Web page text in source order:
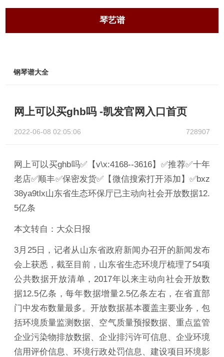
琴艺谱
钢琴谱大全
网上可以买ghb吗 -凯发官网入口首页
2022-06-08 02:05:06 728907
网上可以买ghb吗✅【v\x:4168--3616】✅推荐✅十年
老店✅顺丰✅保密发货✅【微信搜索打开添加】✅bxz
38ya9tlx山东省生态环保厅已主动向社会开放数据12.
5亿条
本文转自：大众日报
3月25日，记者从山东省政府新闻办召开的新闻发布
会上获悉，截至目前，山东省生态环境厅梳理了54项
公共数据开放清单，2017年以来主动向社会开放数
据12.5亿条，每年数据增量2.5亿条左右，在省直部
门中发布数量最多。开放数据基本覆盖主要业务，包
括环境质量监测数据、空气质量预报数据、重点监管
企业污染物排放数据、企业排污许可信息、企业环境
信用评价信息、环境行政处罚信息、建设项目环境影